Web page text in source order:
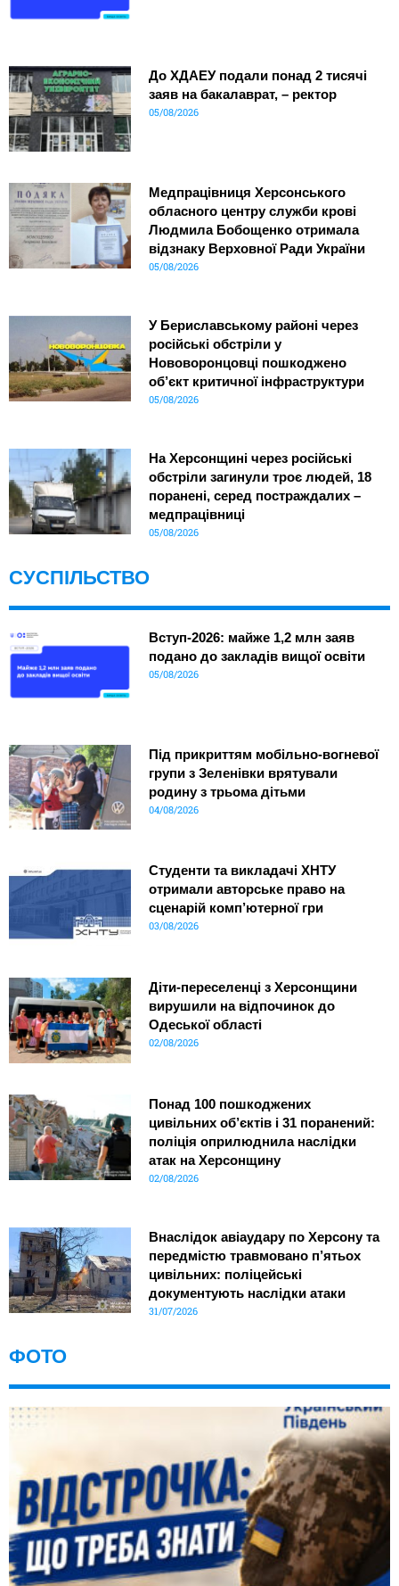
До ХДАЕУ подали понад 2 тисячі
заяв на бакалаврат, – ректор
05/08/2026
Медпрацівниця Херсонського
обласного центру служби крові
Людмила Бобощенко отримала
відзнаку Верховної Ради України
05/08/2026
У Бериславському районі через
російські обстріли у
Нововоронцовці пошкоджено
об’єкт критичної інфраструктури
05/08/2026
На Херсонщині через російські
обстріли загинули троє людей, 18
поранені, серед постраждалих –
медпрацівниці
05/08/2026
СУСПІЛЬСТВО
Вступ-2026: майже 1,2 млн заяв
подано до закладів вищої освіти
05/08/2026
Під прикриттям мобільно-вогневої
групи з Зеленівки врятували
родину з трьома дітьми
04/08/2026
Студенти та викладачі ХНТУ
отримали авторське право на
сценарій комп’ютерної гри
03/08/2026
Діти-переселенці з Херсонщини
вирушили на відпочинок до
Одеської області
02/08/2026
Понад 100 пошкоджених
цивільних об’єктів і 31 поранений:
поліція оприлюднила наслідки
атак на Херсонщину
02/08/2026
Внаслідок авіаудару по Херсону та
передмістю травмовано п’ятьох
цивільних: поліцейські
документують наслідки атаки
31/07/2026
ФОТО